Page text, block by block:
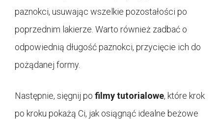
paznokci, usuwając wszelkie pozostałości po
poprzednim lakierze. Warto również zadbać o
odpowiednią długość paznokci, przycięcie ich do
pożądanej formy.
Następnie, sięgnij po filmy tutorialowe, które krok
po kroku pokażą Ci, jak osiągnąć idealne beżowe